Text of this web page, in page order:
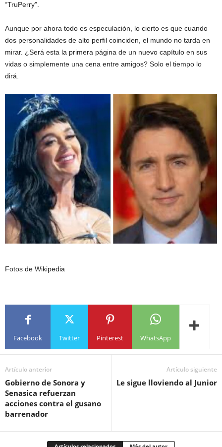
“TruPerry”.
Aunque por ahora todo es especulación, lo cierto es que cuando
dos personalidades de alto perfil coinciden, el mundo no tarda en
mirar. ¿Será esta la primera página de un nuevo capítulo en sus
vidas o simplemente una cena entre amigos? Solo el tiempo lo
dirá.
Fotos de Wikipedia
Facebook Twitter Pinterest WhatsApp
Artículo anterior
Gobierno de Sonora y
Senasica refuerzan
acciones contra el gusano
barrenador
Artículo siguiente
Le sigue lloviendo al Junior